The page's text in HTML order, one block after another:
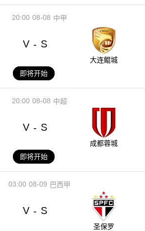
08-08
20:00 中甲
V - S
大连鲲城
即将开始
08-08
20:00 中超
V - S
成都蓉城
即将开始
08-09
03:00 巴西甲
V - S
圣保罗